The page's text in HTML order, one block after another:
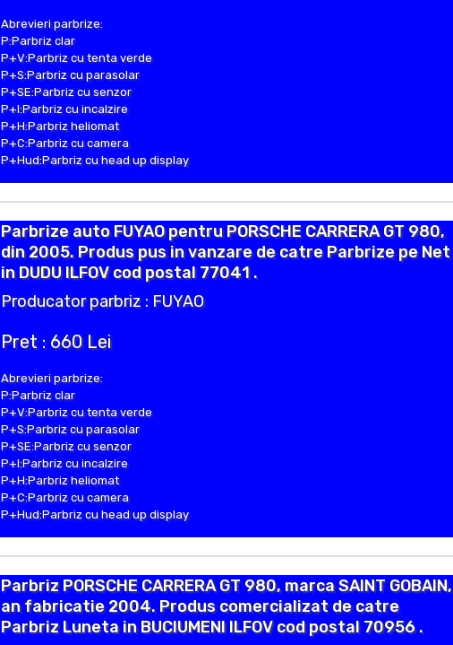
Abrevieri parbrize:
P:Parbriz clar
P+V:Parbriz cu tenta verde
P+S:Parbriz cu parasolar
P+SE:Parbriz cu senzor
P+I:Parbriz cu incalzire
P+H:Parbriz heliomat
P+C:Parbriz cu camera
P+Hud:Parbriz cu head up display
Parbrize auto FUYAO pentru PORSCHE CARRERA GT 980,
din 2005. Produs pus in vanzare de catre Parbrize pe Net
in DUDU ILFOV cod postal 77041 .
Producator parbriz : FUYAO
Pret : 660 Lei
Abrevieri parbrize:
P:Parbriz clar
P+V:Parbriz cu tenta verde
P+S:Parbriz cu parasolar
P+SE:Parbriz cu senzor
P+I:Parbriz cu incalzire
P+H:Parbriz heliomat
P+C:Parbriz cu camera
P+Hud:Parbriz cu head up display
Parbriz PORSCHE CARRERA GT 980, marca SAINT GOBAIN,
an fabricatie 2004. Produs comercializat de catre
Parbriz Luneta in BUCIUMENI ILFOV cod postal 70956 .